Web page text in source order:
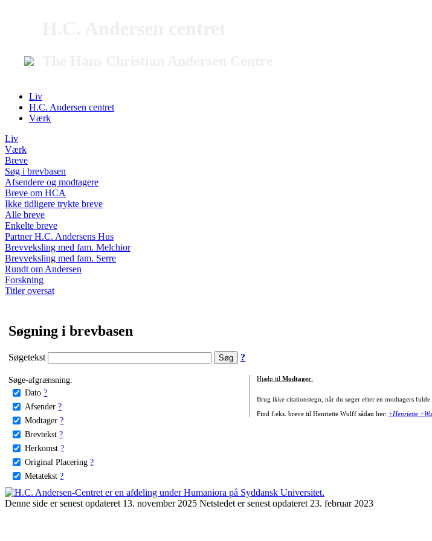
Liv
H.C. Andersen centret
Værk
Liv
Værk
Breve
Søg i brevbasen
Afsendere og modtagere
Breve om HCA
Ikke tidligere trykte breve
Alle breve
Enkelte breve
Partner H.C. Andersens Hus
Brevveksling med fam. Melchior
Brevveksling med fam. Serre
Rundt om Andersen
Forskning
Titler oversat
Søgning i brevbasen
Søgetekst ?
Søge-afgrænsning:
Dato ?
Afsender ?
Modtager ?
Brevtekst ?
Herkomst ?
Original Placering ?
Metatekst ?
Hjælp til Modtager:
Brug ikke citationstegn, når du søger efter en modtagers fulde
Find f.eks. breve til Henriette Wulff sådan her: +Henriette
Denne side er senest opdateret 13. november 2025 Netstedet er senest opdateret 23. februar 2023